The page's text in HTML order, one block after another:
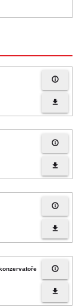
info_outline
file_download
info_outline
file_download
info_outline
file_download
info_outline
file_download